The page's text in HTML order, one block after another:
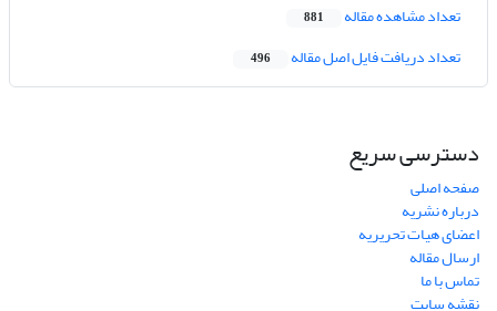
تعداد مشاهده مقاله 881
تعداد دریافت فایل اصل مقاله 496
دسترسی سریع
صفحه اصلی
درباره نشریه
اعضای هیات تحریریه
ارسال مقاله
تماس با ما
نقشه سایت